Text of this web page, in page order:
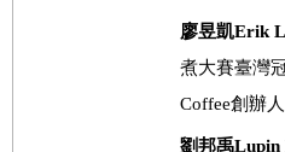
廖昱凱Erik
煮大賽臺灣
Coffee創辦人
劉邦禹Lupin